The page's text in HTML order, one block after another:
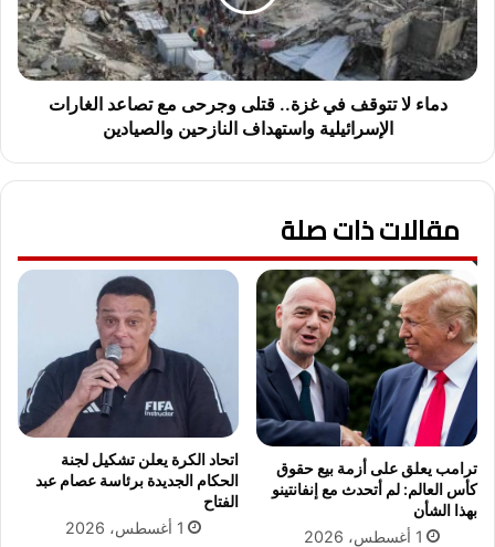
ا
ل
ذ
ه
س
ق
ف
ه
ف
ي
ا
أ
س
و
ا
ق
ا
ت
ت
و
ي
.
.
ق
ت
ل
ى
ج
ر
ح
ى
م
دماء لا تتوقف في غزة.. قتلى وجرحى مع تصاعد الغارات
الإسرائيلية واستهداف النازحين والصيادين
مقالات ذات صلة
ترامب يعلق على أزمة بيع حقوق
كأس العالم: لم أتحدث مع إنفانتينو
بهذا الشأن
1 أغسطس، 2026
اتحاد الكرة يعلن تشكيل لجنة
الحكام الجديدة برئاسة عصام عبد
الفتاح
1 أغسطس، 2026